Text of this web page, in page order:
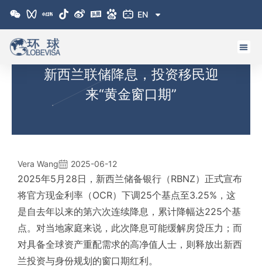
EN
新西兰联储降息，投资移民迎
来“黄金窗口期”
Vera Wang 2025-06-12
2025年5月28日，新西兰储备银行（RBNZ）正式宣布
将官方现金利率（OCR）下调25个基点至3.25%，这
是自去年以来的第六次连续降息，累计降幅达225个基
点。对当地家庭来说，此次降息可能缓解房贷压力；而
对具备全球资产重配需求的高净值人士，则释放出新西
兰投资与身份规划的窗口期红利。